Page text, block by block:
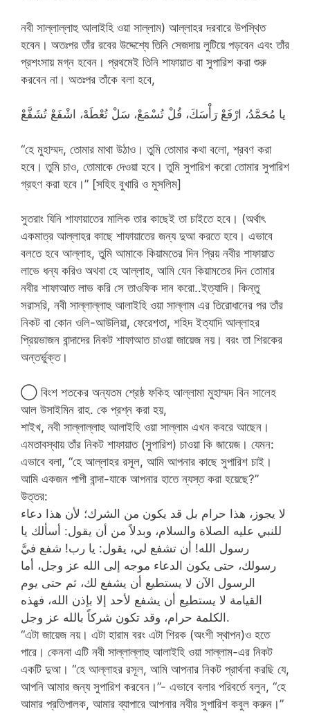
নবী সাল্লাল্লাহু আলাইহি ওয়া সাল্লাম) আল্লাহর দরবারে উপস্থিত
হবেন। অতঃপর তাঁর রবের উদ্দেশ্যে তিনি সেজদায় লুটিয়ে পড়বেন এবং তাঁর
প্রশংসায় মগ্ন হবেন। প্রথমেই তিনি শাফায়াত বা সুপারিশ করা শুরু
করবেন না। অতঃপর তাঁকে বলা হবে,
يا مُحَمَّدُ، ارْفَعْ رَأْسَكَ، قُلْ تُسْمَعْ، سَلْ تُعْطَهْ، اشْفَعْ تُشَفَّعْ
“হে মুহাম্মদ, তোমার মাথা উঠাও। তুমি তোমার কথা বলো, শ্রবণ করা
হবে। তুমি চাও, তোমাকে দেওয়া হবে। তুমি সুপারিশ করো তোমার সুপারিশ
গ্রহণ করা হবে।” [সহিহ বুখারি ও মুসলিম]
সুতরাং যিনি শাফায়াতের মালিক তার কাছেই তা চাইতে হবে। (অর্থাৎ
একমাত্র আল্লাহর কাছে শাফায়াতের জন্য দুআ করতে হবে। এভাবে
বলতে হবে আল্লাহ, তুমি আমাকে কিয়ামতের দিন প্রিয় নবীর শাফায়াত
লাভে ধন্য করিও অথবা হে আল্লাহ, আমি যেন কিয়ামতের দিন তোমার
নবীর শাফাআত লাভ করি সে তাওফিক দান করো..ইত্যাদি। কিন্তু
সরাসরি, নবী সাল্লাল্লাহু আলাইহি ওয়া সাল্লাম এর তিরোধানের পর তাঁর
নিকট বা কোন ওলি-আউলিয়া, ফেরেশতা, শহিদ ইত্যাদি আল্লাহর
প্রিয়ভাজন বান্দাদের নিকট শাফাআত চাওয়া জায়েজ নয়। বরং তা শিরকের
অন্তর্ভুক্ত।
◯ বিংশ শতকের অন্যতম শ্রেষ্ঠ ফকিহ আল্লামা মুহাম্মদ বিন সালেহ
আল উসাইমিন রাহ. কে প্রশ্ন করা হয়,
শাইখ, নবী সাল্লাল্লাহু আলাইহি ওয়া সাল্লাম এখন কবরে আছেন।
এমতাবস্থায় তাঁর নিকট শাফায়াত (সুপারিশ) চাওয়া কি জায়েজ। যেমন:
এভাবে বলা, “হে আল্লাহর রসূল, আমি আপনার কাছে সুপারিশ চাই।
আমি একজন পাপী বান্দা-যাকে আপনার হাতে ন্যস্ত করা হয়েছে?”
উত্তর:
لا يجوز، هذا حرام بل قد يكون من الشرك؛ لأن هذا دعاء
للنبي عليه الصلاة والسلام، وبدلاً من أن يقول: أسألك يا
رسول الله! أن تشفع لي، يقول: يا رب! شفع فيَّ
رسولك، حتى يكون الدعاء موجه إلى الله عز وجل، أما
الرسول الآن لا يستطيع أن يشفع لك، ثم حتى يوم
القيامة لا يستطيع أن يشفع لأحد إلا بإذن الله، فهذه
الكلمة حرام، وقد تكون شركاً بالله عز وجل.
“এটা জায়েজ নয়। এটা হারাম বরং এটা শিরক (অংশী স্থাপন)ও হতে
পারে। কেননা এটি নবী সাল্লাল্লাহু আলাইহি ওয়া সাল্লাম-এর নিকট
একটি দুআ। “হে আল্লাহর রসূল, আমি আপনার নিকট প্রার্থনা করছি যে,
আপনি আমার জন্য সুপারিশ করবেন।”- এভাবে বলার পরিবর্তে বলুন, “হে
আমার প্রতিপালক, আমার ব্যাপারে আপনার নবীর সুপারিশ কবুল করুন।”